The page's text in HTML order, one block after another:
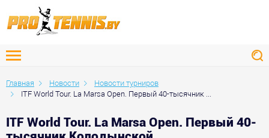
Главная Новости
Новости турниров
ITF World Tour. La Marsa Open. Первый 40-тысячник ...
ITF World Tour. La Marsa Open. Первый 40-